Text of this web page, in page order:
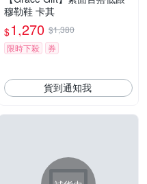
穆勒鞋 卡其
$1,270 $1,380
限時下殺
券
貨到通知我